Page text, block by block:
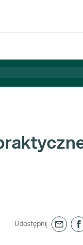
Udostępnij